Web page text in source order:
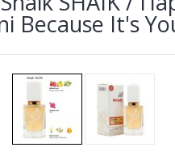
Because It's